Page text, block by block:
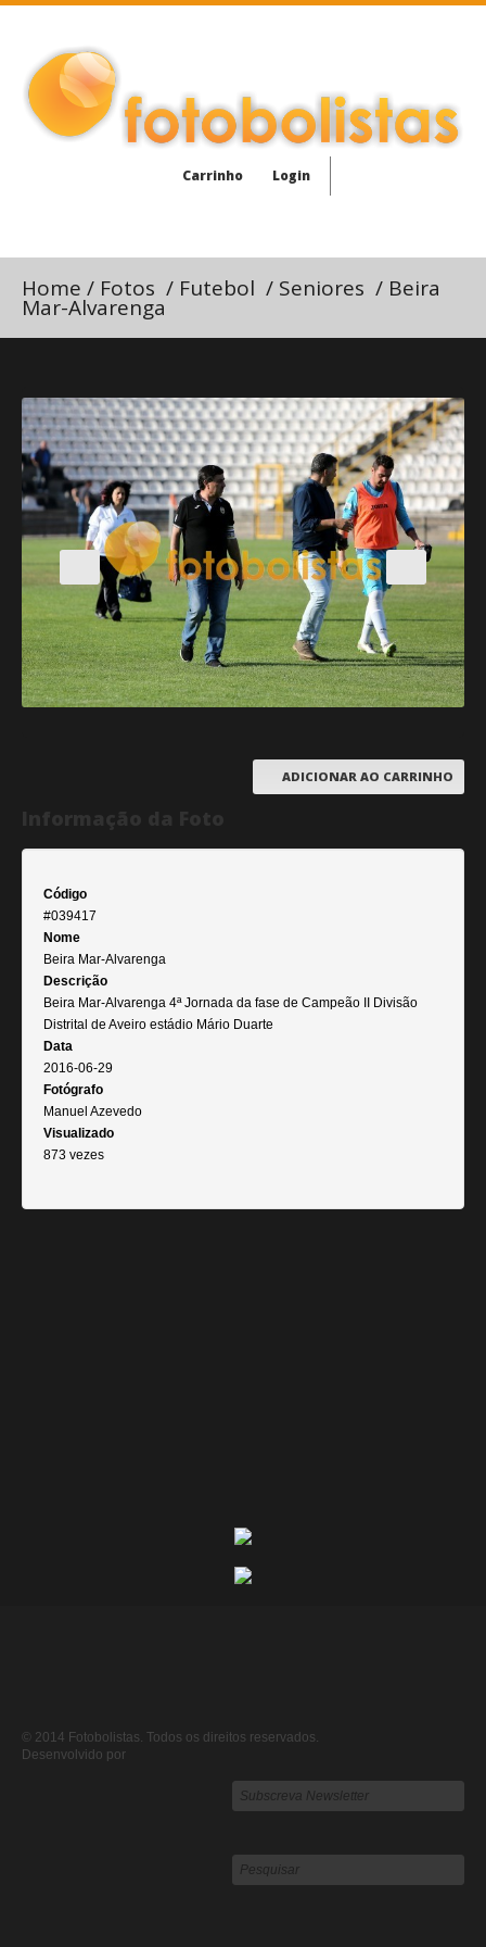
Carrinho Login
Home / Fotos / Futebol / Seniores / Beira
Mar-Alvarenga
ADICIONAR AO CARRINHO
Código
#039417
Nome
Beira Mar-Alvarenga
Descrição
Beira Mar-Alvarenga 4ª Jornada da fase de Campeão II Divisão
Distrital de Aveiro estádio Mário Duarte
Data
2016-06-29
Fotógrafo
Manuel Azevedo
Visualizado
873 vezes
© 2014 Fotobolistas. Todos os direitos reservados.
Desenvolvido por